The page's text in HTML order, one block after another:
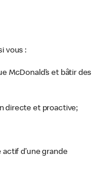
vous :
McDonald’s et bâtir des
directe et proactive;
actif d’une grande